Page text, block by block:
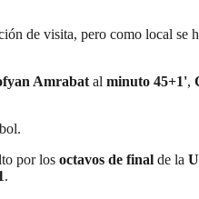
de visita, pero como local se
Amrabat al minuto 45+1',
por los octavos de final de la
.